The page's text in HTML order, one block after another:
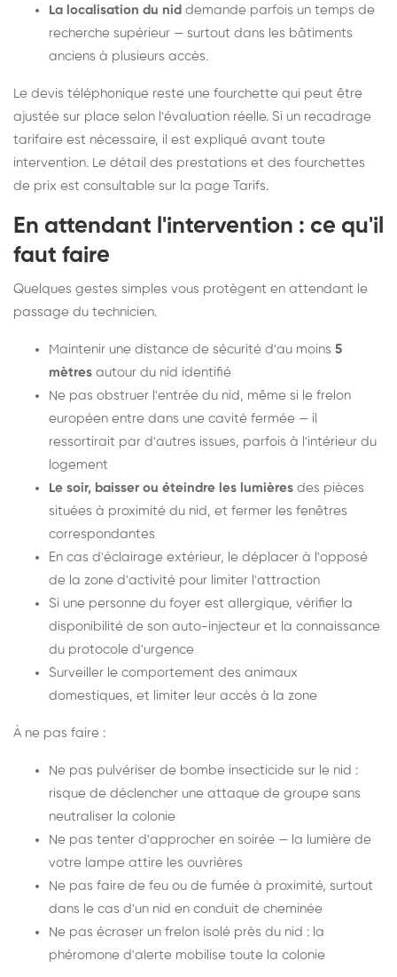
La localisation du nid demande parfois un temps de
recherche supérieur — surtout dans les bâtiments
anciens à plusieurs accès.
Le devis téléphonique reste une fourchette qui peut être
ajustée sur place selon l'évaluation réelle. Si un recadrage
tarifaire est nécessaire, il est expliqué avant toute
intervention. Le détail des prestations et des fourchettes
de prix est consultable sur la page Tarifs.
En attendant l'intervention : ce qu'il
faut faire
Quelques gestes simples vous protègent en attendant le
passage du technicien.
Maintenir une distance de sécurité d'au moins 5
mètres autour du nid identifié
Ne pas obstruer l'entrée du nid, même si le frelon
européen entre dans une cavité fermée — il
ressortirait par d'autres issues, parfois à l'intérieur du
logement
Le soir, baisser ou éteindre les lumières des pièces
situées à proximité du nid, et fermer les fenêtres
correspondantes
En cas d'éclairage extérieur, le déplacer à l'opposé
de la zone d'activité pour limiter l'attraction
Si une personne du foyer est allergique, vérifier la
disponibilité de son auto-injecteur et la connaissance
du protocole d'urgence
Surveiller le comportement des animaux
domestiques, et limiter leur accès à la zone
À ne pas faire :
Ne pas pulvériser de bombe insecticide sur le nid :
risque de déclencher une attaque de groupe sans
neutraliser la colonie
Ne pas tenter d'approcher en soirée — la lumière de
votre lampe attire les ouvrières
Ne pas faire de feu ou de fumée à proximité, surtout
dans le cas d'un nid en conduit de cheminée
Ne pas écraser un frelon isolé près du nid : la
phéromone d'alerte mobilise toute la colonie